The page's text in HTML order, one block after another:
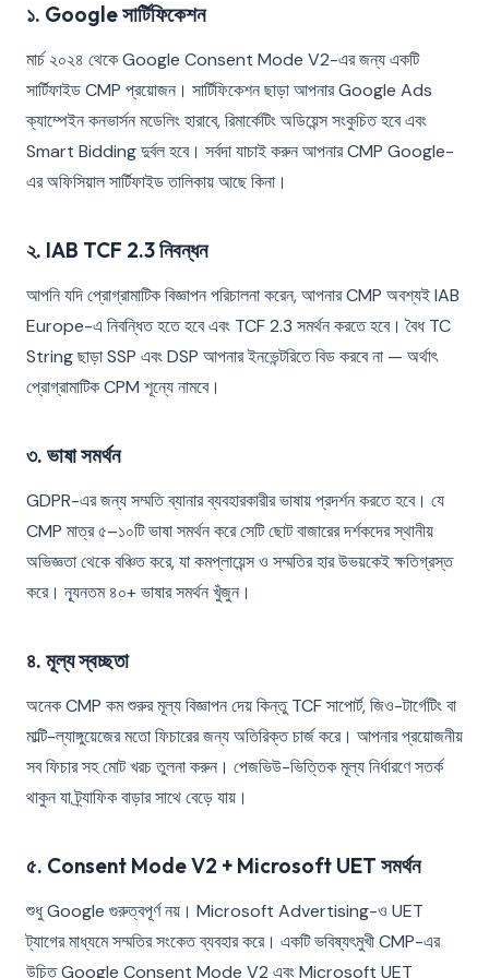
১. Google সার্টিফিকেশন
মার্চ ২০২৪ থেকে Google Consent Mode V2-এর জন্য একটি
সার্টিফাইড CMP প্রয়োজন। সার্টিফিকেশন ছাড়া আপনার Google Ads
ক্যাম্পেইন কনভার্সন মডেলিং হারাবে, রিমার্কেটিং অডিয়েন্স সংকুচিত হবে এবং
Smart Bidding দুর্বল হবে। সর্বদা যাচাই করুন আপনার CMP Google-
এর অফিসিয়াল সার্টিফাইড তালিকায় আছে কিনা।
২. IAB TCF 2.3 নিবন্ধন
আপনি যদি প্রোগ্রামাটিক বিজ্ঞাপন পরিচালনা করেন, আপনার CMP অবশ্যই IAB
Europe-এ নিবন্ধিত হতে হবে এবং TCF 2.3 সমর্থন করতে হবে। বৈধ TC
String ছাড়া SSP এবং DSP আপনার ইনভেন্টরিতে বিড করবে না — অর্থাৎ
প্রোগ্রামাটিক CPM শূন্যে নামবে।
৩. ভাষা সমর্থন
GDPR-এর জন্য সম্মতি ব্যানার ব্যবহারকারীর ভাষায় প্রদর্শন করতে হবে। যে
CMP মাত্র ৫–১০টি ভাষা সমর্থন করে সেটি ছোট বাজারের দর্শকদের স্থানীয়
অভিজ্ঞতা থেকে বঞ্চিত করে, যা কমপ্লায়েন্স ও সম্মতির হার উভয়কেই ক্ষতিগ্রস্ত
করে। ন্যূনতম ৪০+ ভাষার সমর্থন খুঁজুন।
৪. মূল্য স্বচ্ছতা
অনেক CMP কম শুরুর মূল্য বিজ্ঞাপন দেয় কিন্তু TCF সাপোর্ট, জিও-টার্গেটিং বা
মাল্টি-ল্যাঙ্গুয়েজের মতো ফিচারের জন্য অতিরিক্ত চার্জ করে। আপনার প্রয়োজনীয়
সব ফিচার সহ মোট খরচ তুলনা করুন। পেজভিউ-ভিত্তিক মূল্য নির্ধারণে সতর্ক
থাকুন যা ট্র্যাফিক বাড়ার সাথে বেড়ে যায়।
৫. Consent Mode V2 + Microsoft UET সমর্থন
শুধু Google গুরুত্বপূর্ণ নয়। Microsoft Advertising-ও UET
ট্যাগের মাধ্যমে সম্মতির সংকেত ব্যবহার করে। একটি ভবিষ্যৎমুখী CMP-এর
উচিত Google Consent Mode V2 এবং Microsoft UET